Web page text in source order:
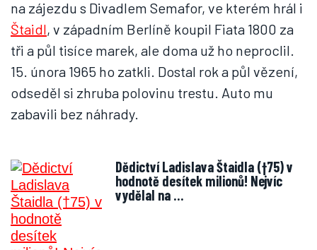
na zájezdu s Divadlem Semafor, ve kterém hrál i
Štaidl, v západním Berlíně koupil Fiata 1800 za
tři a půl tisíce marek, ale doma už ho neproclil.
15. února 1965 ho zatkli. Dostal rok a půl vězení,
odseděl si zhruba polovinu trestu. Auto mu
zabavili bez náhrady.
Dědictví Ladislava Štaidla (†75) v
hodnotě desítek milionů! Nejvíc
vydělal na …